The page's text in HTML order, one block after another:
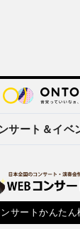
サート＆イベ
サートかんたん